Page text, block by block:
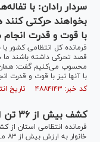
سردار رادان: با
بخواهند حرکتی
با قوت و قدرت
فرمانده کل انتظامی کشور
قصد تحرکی داشته باشند
محسوب می‌کنیم گفت: همان
با آنها نیز با قوت و قدرت
کد خبر: ۴۸۸۴۱۴۳ تاریخ انتشار : ۱۴۰۴/۱۲/۱۰
کشف بیش از ۳۶ تن احتکار کالای اساسی در کردستان
خانوار به ارزش بیش از ۸۳ میلیارد ریال در سقز خبر داد.